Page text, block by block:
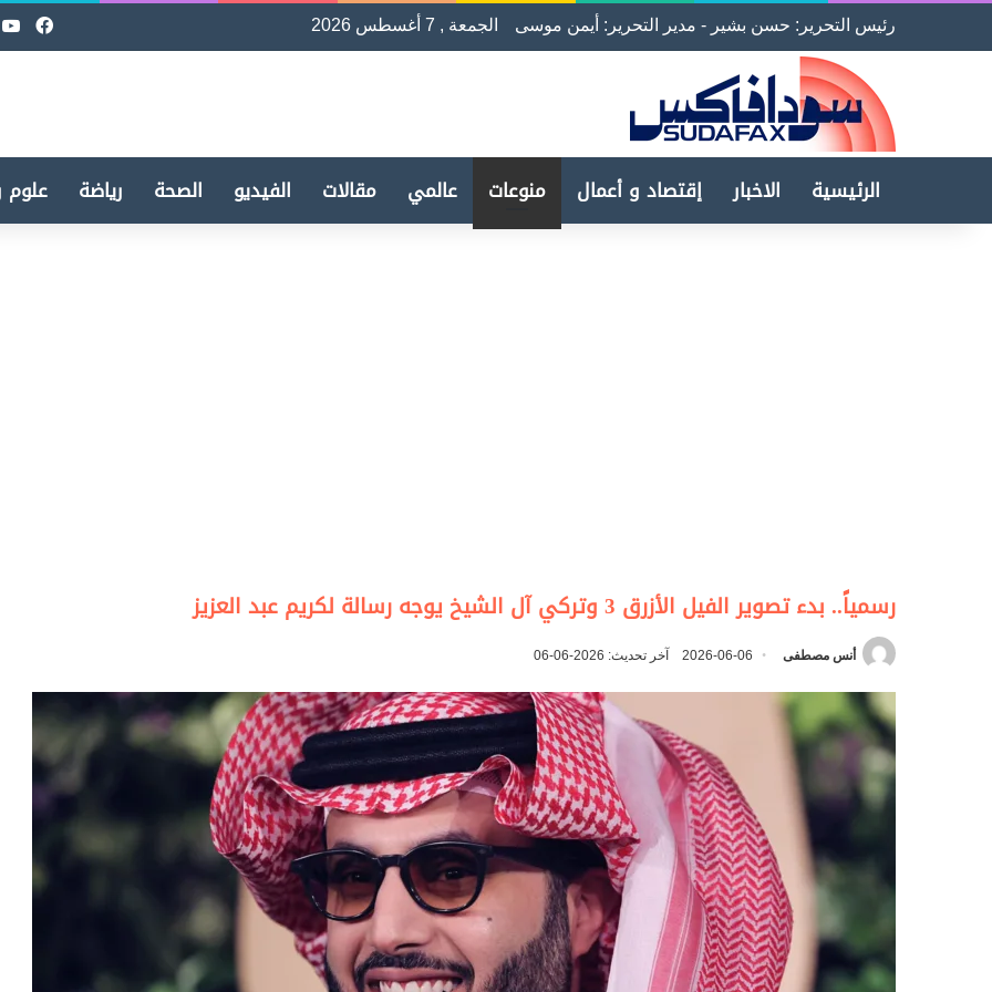
رئيس التحرير: حسن بشير - مدير التحرير: أيمن موسى الجمعة , 7 أغسطس 2026
الرئيسية الاخبار إقتصاد و أعمال منوعات عالمي مقالات الفيديو الصحة رياضة علوم
رسمياً.. بدء تصوير الفيل الأزرق 3 وتركي آل الشيخ يوجه رسالة لكريم عبد العزيز
أنس مصطفى 2026-06-06 آخر تحديث: 2026-06-06